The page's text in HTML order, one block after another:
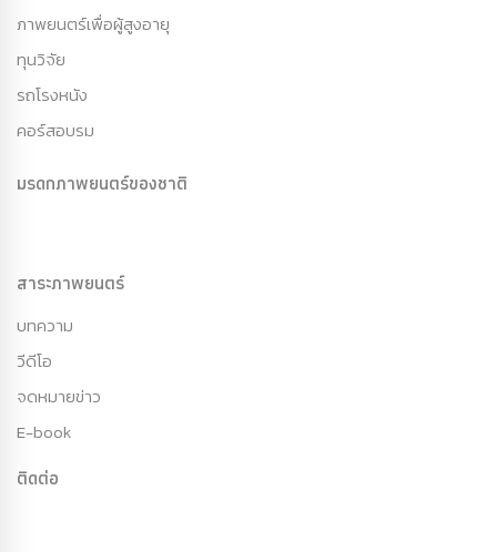
ภาพยนตร์เพื่อผู้สูงอายุ
ทุนวิจัย
รถโรงหนัง
คอร์สอบรม
มรดกภาพยนตร์ของชาติ
สาระภาพยนตร์
บทความ
วีดีโอ
จดหมายข่าว
E-book
ติดต่อ